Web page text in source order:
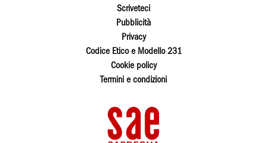
Scriveteci
Pubblicità
Privacy
Codice Etico e Modello 231
Cookie policy
Termini e condizioni